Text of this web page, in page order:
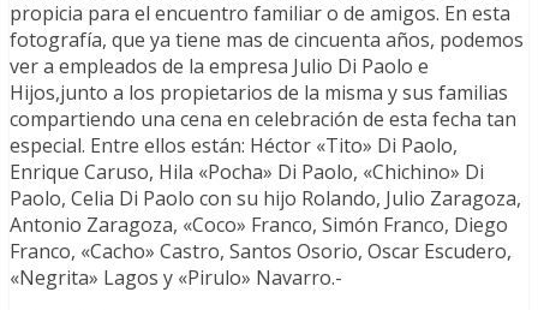
propicia para el encuentro familiar o de amigos. En esta
fotografía, que ya tiene mas de cincuenta años, podemos
ver a empleados de la empresa Julio Di Paolo e
Hijos,junto a los propietarios de la misma y sus familias
compartiendo una cena en celebración de esta fecha tan
especial. Entre ellos están: Héctor «Tito» Di Paolo,
Enrique Caruso, Hila «Pocha» Di Paolo, «Chichino» Di
Paolo, Celia Di Paolo con su hijo Rolando, Julio Zaragoza,
Antonio Zaragoza, «Coco» Franco, Simón Franco, Diego
Franco, «Cacho» Castro, Santos Osorio, Oscar Escudero,
«Negrita» Lagos y «Pirulo» Navarro.-